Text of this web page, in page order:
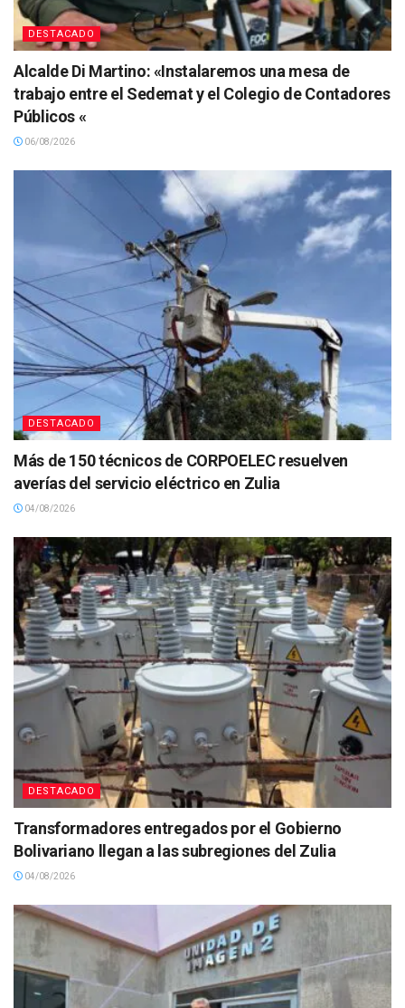
DESTACADO
Alcalde Di Martino: «Instalaremos una mesa de
trabajo entre el Sedemat y el Colegio de Contadores
Públicos «
06/08/2026
DESTACADO
Más de 150 técnicos de CORPOELEC resuelven
averías del servicio eléctrico en Zulia
04/08/2026
DESTACADO
Transformadores entregados por el Gobierno
Bolivariano llegan a las subregiones del Zulia
04/08/2026